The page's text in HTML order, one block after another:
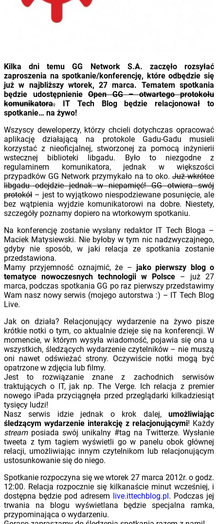
Kilka dni temu GG Network S.A. zaczęło rozsyłać
zaproszenia na spotkanie/konferencję, które odbędzie się
już w najbliższy wtorek, 27 marca. Tematem spotkania
będzie udostępnienie Open GG – otwartego protokołu
komunikatora. IT Tech Blog będzie relacjonował to
spotkanie… na żywo!
Wszyscy deweloperzy, którzy chcieli dotychczas opracować
aplikację działającą na protokole Gadu-Gadu musieli
korzystać z nieoficjalnej, stworzonej za pomocą inżynierii
wstecznej biblioteki libgadu. Było to niezgodne z
regulaminem komunikatora, jednak w większości
przypadków GG Network przymykało na to oko.Już wkrótce
libgadu odejdzie jednak w niepamięć! GG otwiera swój
protokół – jest to wyjątkowo niespodziewane posunięcie, ale
bez wątpienia wyjdzie komunikatorowi na dobre. Niestety,
szczegóły poznamy dopiero na wtorkowym spotkaniu.
Na konferencję zostanie wysłany redaktor IT Tech Bloga –
Maciek Matysiewski. Nie byłoby w tym nic nadzwyczajnego,
gdyby nie sposób, w jaki relacja ze spotkania zostanie
przedstawiona.
Mamy przyjemność oznajmić, że – jako pierwszy blog o
tematyce nowoczesnych technologii w Polsce – już 27
marca, podczas spotkania GG po raz pierwszy przedstawimy
Wam nasz nowy serwis (mojego autorstwa :) – IT Tech Blog
Live.
Jak on działa? Relacjonujący wydarzenie na żywo pisze
krótkie notki o tym, co aktualnie dzieje się na konferencji. W
momencie, w którym wysyła wiadomość, pojawia się ona u
wszystkich, śledzących wydarzenie czytelników – nie muszą
oni nawet odświeżać strony. Oczywiście notki mogą być
opatrzone w zdjęcia lub filmy.
Jest to rozwiązanie znane z zachodnich serwisów
traktujących o IT, jak np. The Verge. Ich relacja z premier
nowego iPada przyciągnęła przed przeglądarki kilkadziesiąt
tysięcy ludzi!
Nasz serwis idzie jednak o krok dalej, umożliwiając
śledzącym wydarzenie interakcję z relacjonującymi! Każdy
streamposiada swój unikalny #tag na Twitterze. Wysłanie
tweeta z tym tagiem wyświetli go w panelu obok głównej
relacji, umożliwiając innym czytelnikom lub relacjonującym
ustosunkowanie się do niego.
Spotkanie rozpoczyna się we wtorek 27 marca 2012r. o godz.
12:00. Relacja rozpocznie się kilkanaście minut wcześniej, i
dostępna będzie pod adresem live.ittechblog.pl. Podczas jej
trwania na blogu wyświetlana będzie specjalna ramka,
przypominająca o wydarzeniu.